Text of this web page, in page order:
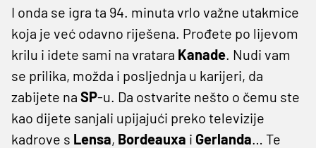
I onda se igra ta 94. minuta vrlo važne utakmice
koja je već odavno riješena. Prođete po lijevom
krilu i idete sami na vratara Kanade. Nudi vam
se prilika, možda i posljednja u karijeri, da
zabijete na SP-u. Da ostvarite nešto o čemu ste
kao dijete sanjali upijajući preko televizije
kadrove s Lensa, Bordeauxa i Gerlanda… Te